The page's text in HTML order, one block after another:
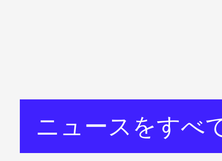
ニュースをすべ